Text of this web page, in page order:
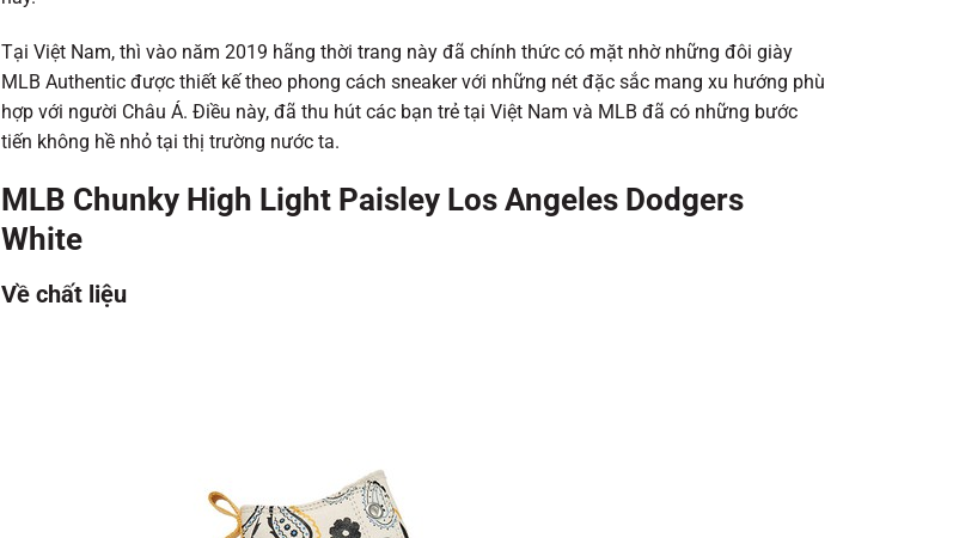
Tại Việt Nam, thì vào năm 2019 hãng thời trang này đã chính thức có mặt nhờ những đôi giày
MLB Authentic được thiết kế theo phong cách sneaker với những nét đặc sắc mang xu hướng phù
hợp với người Châu Á. Điều này, đã thu hút các bạn trẻ tại Việt Nam và MLB đã có những bước
tiến không hề nhỏ tại thị trường nước ta.
MLB Chunky High Light Paisley Los Angeles Dodgers
White
Về chất liệu